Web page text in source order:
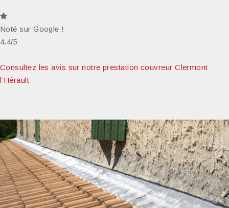
Noté sur Google !
4.4/5
Consultez les avis sur notre prestation couvreur Clermont
l’Hérault